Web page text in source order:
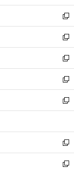
開
く
ウ
で
開
く
ン
ド
ウ
で
開
く
ウ
ィ
ン
ド
ウ
で
開
く
新
し
い
ウ
ィ
ン
ド
ウ
で
開
新
し
い
ウ
ィ
ン
ド
ウ
開
く
新
し
い
ウ
ィ
ン
ウ
で
開
く
新
し
い
ウ
ン
ド
ウ
で
新
し
ウ
ィ
ン
ド
新
し
い
新